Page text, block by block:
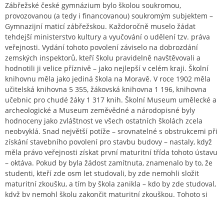
Zábřežské české gymnázium bylo školou soukromou,
provozovanou (a tedy i financovanou) soukromým subjektem –
Gymnazijní maticí zábřežskou. Každoročně muselo žádat
tehdejší ministerstvo kultury a vyučování o udělení tzv. práva
veřejnosti. Vydání tohoto povolení záviselo na dobrozdání
zemských inspektorů, kteří školu pravidelně navštěvovali a
hodnotili ji velice příznivě – jako nejlepší v celém kraji. Školní
knihovnu měla jako jediná škola na Moravě. V roce 1902 měla
učitelská knihovna 5 355, žákovská knihovna 1 196, knihovna
učebnic pro chudé žáky 1 317 knih. Školní Museum umělecké a
archeologické a Museum zeměvědné a národopisné byly
hodnoceny jako zvláštnost ve všech ostatních školách zcela
neobvyklá. Snad největší potíže – srovnatelné s obstrukcemi při
získání stavebního povolení pro stavbu budovy – nastaly, když
měla právo veřejnosti získat první maturitní třída tohoto ústavu
– oktáva. Pokud by byla žádost zamítnuta, znamenalo by to, že
studenti, kteří zde osm let studovali, by zde nemohli složit
maturitní zkoušku, a tím by škola zanikla – kdo by zde studoval,
když by nemohl školu zakončit maturitní zkouškou. Tohoto si